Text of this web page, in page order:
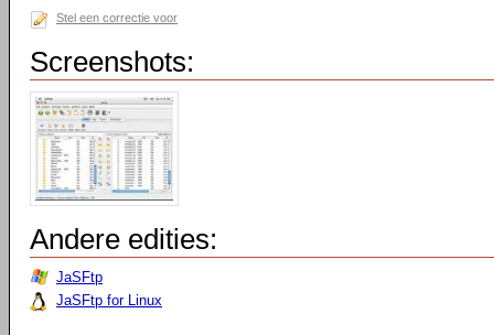
Stel een correctie voor
Screenshots:
Andere edities:
JaSFtp
JaSFtp for Linux